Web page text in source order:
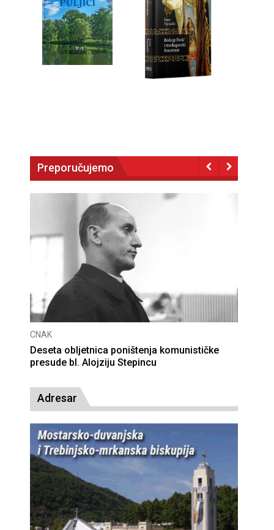
Preporučujemo
CNAK
Deseta obljetnica poništenja komunističke
presude bl. Alojziju Stepincu
Adresar